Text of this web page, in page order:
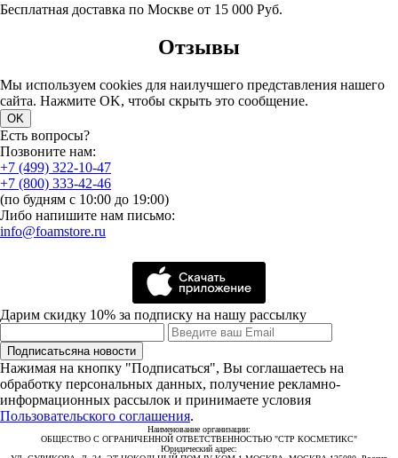
Бесплатная доставка по Москве от 15 000 Руб.
Отзывы
Мы используем cookies для наилучшего представления нашего
сайта. Нажмите OK, чтобы скрыть это сообщение.
OK
Есть вопросы?
Позвоните нам:
+7 (499) 322-10-47
+7 (800) 333-42-46
(по будням с 10:00 до 19:00)
Либо напишите нам письмо:
info@foamstore.ru
Дарим скидку 10% за подписку на нашу рассылку
Подписатьсяна новости
Нажимая на кнопку "Подписаться", Вы соглашаетесь на
обработку персональных данных, получение рекламно-
информационных рассылок и принимаете условия
Пользовательского соглашения.
Наименование организации:
ОБЩЕСТВО С ОГРАНИЧЕННОЙ ОТВЕТСТВЕННОСТЬЮ "СТР КОСМЕТИКС"
Юридический адрес: